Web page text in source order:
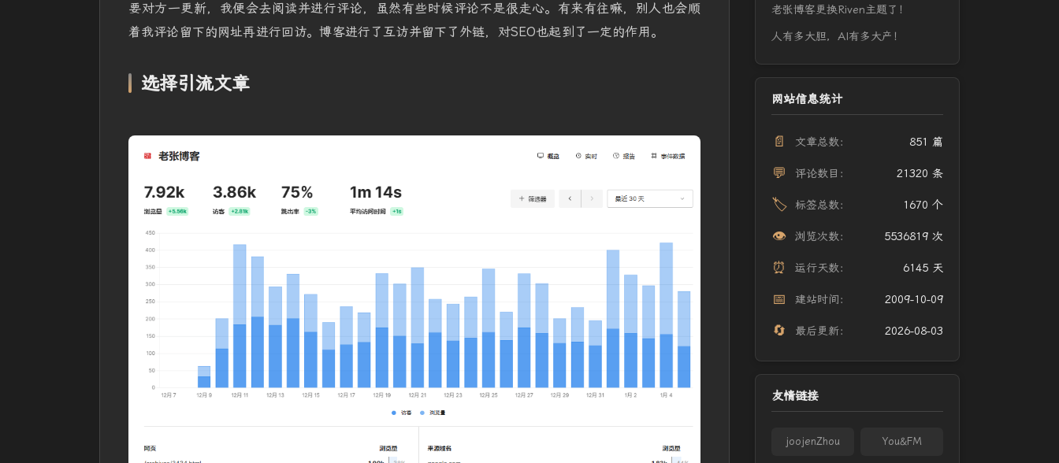
要对方一更新，我便会去阅读并进行评论，虽然有些时候评论不是很走心。有来有往嘛，别人也会顺
着我评论留下的网址再进行回访。博客进行了互访并留下了外链，对SEO也起到了一定的作用。
选择引流文章
老张博客更换Riven主题了！
人有多大胆，AI有多大产！
网站信息统计
📄 文章总数： 851 篇
💬 评论数目： 21320 条
🏷️ 标签总数： 1670 个
👁️ 浏览次数： 5536819 次
⏰ 运行天数： 6145 天
📅 建站时间： 2009-10-09
🔄 最后更新： 2026-08-03
友情链接
joojenZhou You&FM